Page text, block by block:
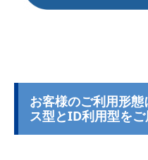
お客様のご利用形
ス型とID利用型を